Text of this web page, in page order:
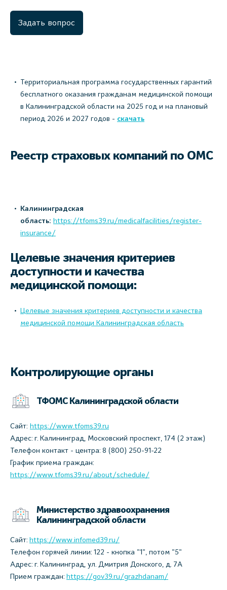
Задать вопрос
Территориальная программа государственных гарантий
бесплатного оказания гражданам медицинской помощи
в Калининградской области на 2025 год и на плановый
период 2026 и 2027 годов - скачать
Реестр страховых компаний по ОМС
Калининградская
область: https://tfoms39.ru/medicalfacilities/register-
insurance/
Целевые значения критериев
доступности и качества
медицинской помощи:
Целевые значения критериев доступности и качества
медицинской помощи Калининградская область
Контролирующие органы
ТФОМС Калининградской области
Сайт: https://www.tfoms39.ru
Адрес: г. Калининград, Московский проспект, 174 (2 этаж)
Телефон контакт - центра: 8 (800) 250-91-22
График приема граждан:
https://www.tfoms39.ru/about/schedule/
Министерство здравоохранения
Калининградской области
Сайт: https://www.infomed39.ru/
Телефон горячей линии: 122 - кнопка "1", потом "5"
Адрес: г. Калининград, ул. Дмитрия Донского, д. 7А
Прием граждан: https://gov39.ru/grazhdanam/